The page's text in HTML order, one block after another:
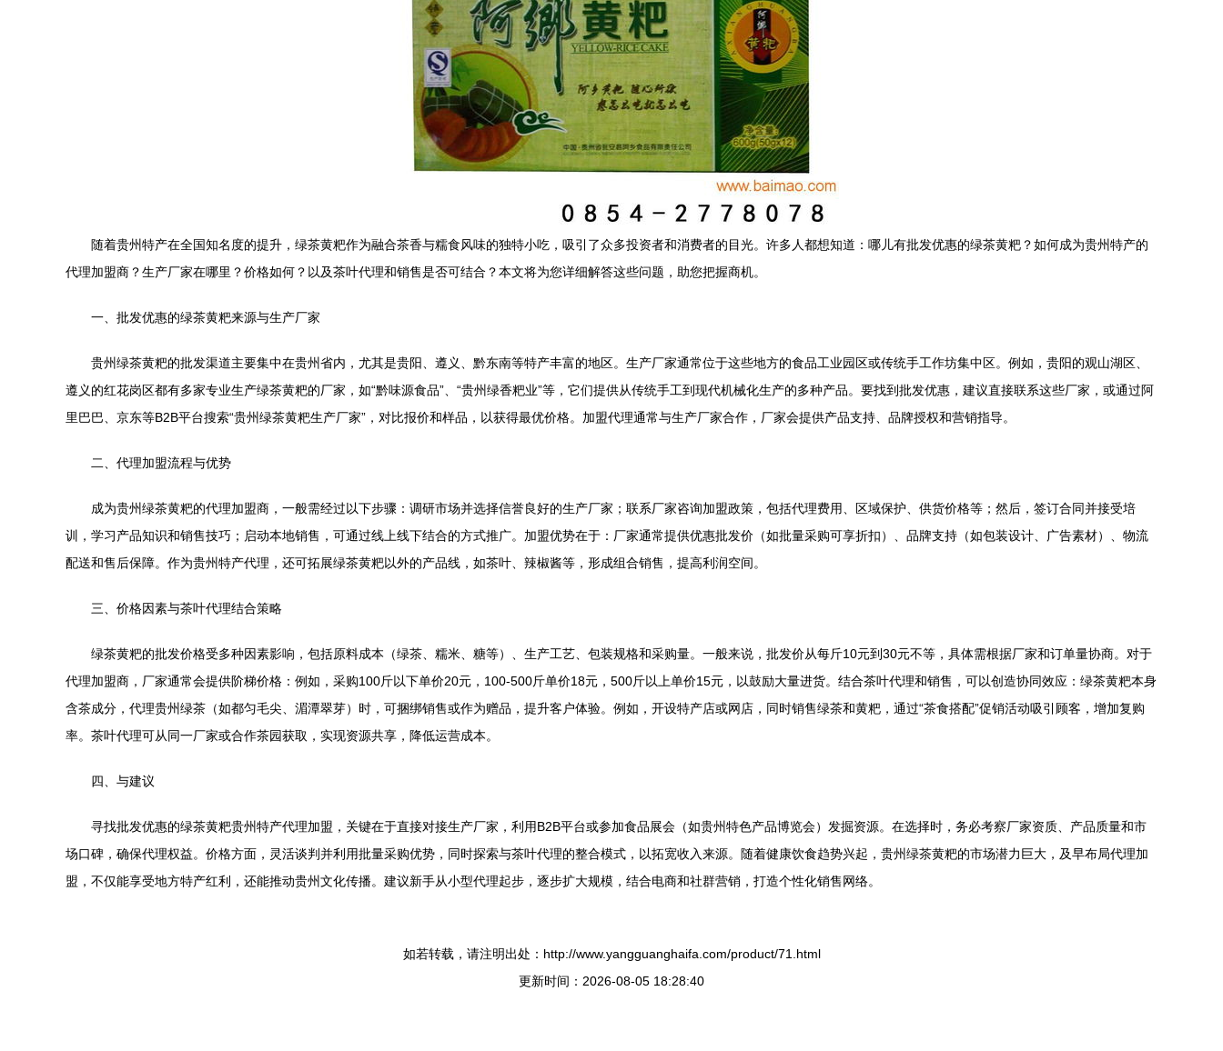
随着贵州特产在全国知名度的提升，绿茶黄粑作为融合茶香与糯食风味的独特小吃，吸引了众多投资者和消费者的目光。许多人都想知道：哪儿有批发优惠的绿茶黄粑？如何成为贵州特产的
代理加盟商？生产厂家在哪里？价格如何？以及茶叶代理和销售是否可结合？本文将为您详细解答这些问题，助您把握商机。
一、批发优惠的绿茶黄粑来源与生产厂家
贵州绿茶黄粑的批发渠道主要集中在贵州省内，尤其是贵阳、遵义、黔东南等特产丰富的地区。生产厂家通常位于这些地方的食品工业园区或传统手工作坊集中区。例如，贵阳的观山湖区、
遵义的红花岗区都有多家专业生产绿茶黄粑的厂家，如“黔味源食品”、“贵州绿香粑业”等，它们提供从传统手工到现代机械化生产的多种产品。要找到批发优惠，建议直接联系这些厂家，或通过阿
里巴巴、京东等B2B平台搜索“贵州绿茶黄粑生产厂家”，对比报价和样品，以获得最优价格。加盟代理通常与生产厂家合作，厂家会提供产品支持、品牌授权和营销指导。
二、代理加盟流程与优势
成为贵州绿茶黄粑的代理加盟商，一般需经过以下步骤：调研市场并选择信誉良好的生产厂家；联系厂家咨询加盟政策，包括代理费用、区域保护、供货价格等；然后，签订合同并接受培
训，学习产品知识和销售技巧；启动本地销售，可通过线上线下结合的方式推广。加盟优势在于：厂家通常提供优惠批发价（如批量采购可享折扣）、品牌支持（如包装设计、广告素材）、物流
配送和售后保障。作为贵州特产代理，还可拓展绿茶黄粑以外的产品线，如茶叶、辣椒酱等，形成组合销售，提高利润空间。
三、价格因素与茶叶代理结合策略
绿茶黄粑的批发价格受多种因素影响，包括原料成本（绿茶、糯米、糖等）、生产工艺、包装规格和采购量。一般来说，批发价从每斤10元到30元不等，具体需根据厂家和订单量协商。对于
代理加盟商，厂家通常会提供阶梯价格：例如，采购100斤以下单价20元，100-500斤单价18元，500斤以上单价15元，以鼓励大量进货。结合茶叶代理和销售，可以创造协同效应：绿茶黄粑本身
含茶成分，代理贵州绿茶（如都匀毛尖、湄潭翠芽）时，可捆绑销售或作为赠品，提升客户体验。例如，开设特产店或网店，同时销售绿茶和黄粑，通过“茶食搭配”促销活动吸引顾客，增加复购
率。茶叶代理可从同一厂家或合作茶园获取，实现资源共享，降低运营成本。
四、与建议
寻找批发优惠的绿茶黄粑贵州特产代理加盟，关键在于直接对接生产厂家，利用B2B平台或参加食品展会（如贵州特色产品博览会）发掘资源。在选择时，务必考察厂家资质、产品质量和市
场口碑，确保代理权益。价格方面，灵活谈判并利用批量采购优势，同时探索与茶叶代理的整合模式，以拓宽收入来源。随着健康饮食趋势兴起，贵州绿茶黄粑的市场潜力巨大，及早布局代理加
盟，不仅能享受地方特产红利，还能推动贵州文化传播。建议新手从小型代理起步，逐步扩大规模，结合电商和社群营销，打造个性化销售网络。
如若转载，请注明出处：http://www.yangguanghaifa.com/product/71.html
更新时间：2026-08-05 18:28:40